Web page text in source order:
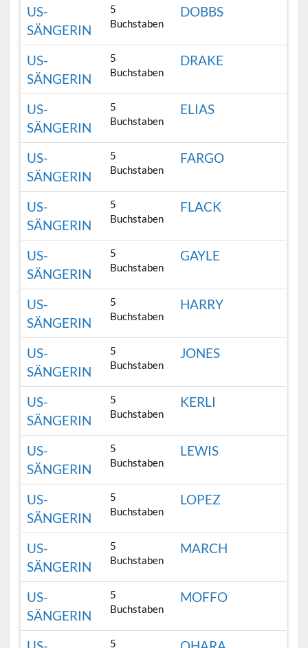
US-
SÄNGERIN
5
Buchstaben
DOBBS
US-
SÄNGERIN
5
Buchstaben
DRAKE
US-
SÄNGERIN
5
Buchstaben
ELIAS
US-
SÄNGERIN
5
Buchstaben
FARGO
US-
SÄNGERIN
5
Buchstaben
FLACK
US-
SÄNGERIN
5
Buchstaben
GAYLE
US-
SÄNGERIN
5
Buchstaben
HARRY
US-
SÄNGERIN
5
Buchstaben
JONES
US-
SÄNGERIN
5
Buchstaben
KERLI
US-
SÄNGERIN
5
Buchstaben
LEWIS
US-
SÄNGERIN
5
Buchstaben
LOPEZ
US-
SÄNGERIN
5
Buchstaben
MARCH
US-
SÄNGERIN
5
Buchstaben
MOFFO
5